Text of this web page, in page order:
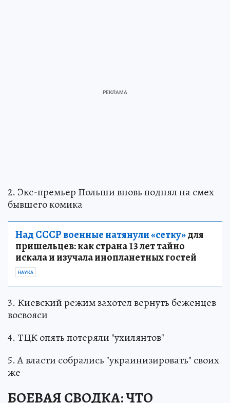
2. Экс-премьер Польши вновь поднял на смех
бывшего комика
Над СССР военные натянули «сетку»для
пришельцев: как страна 13 лет тайно
искала и изучала инопланетных гостей
НАУКА
3. Киевский режим захотел вернуть беженцев
восвояси
4. ТЦК опять потеряли "ухилянтов"
5. А власти собрались "украинизировать" своих
же
БОЕВАЯ СВОДКА: ЧТО